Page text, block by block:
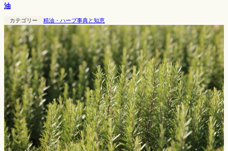
油
カテゴリー 精油・ハーブ事典と知恵